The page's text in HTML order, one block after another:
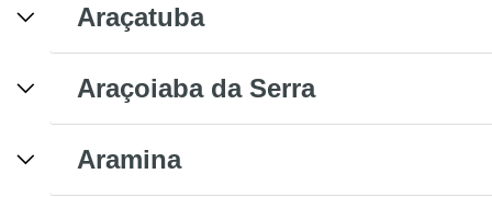
Araçatuba
Araçoiaba da Serra
Aramina